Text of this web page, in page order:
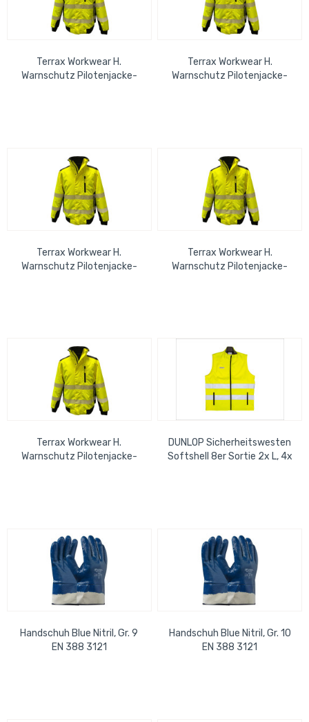
Terrax Workwear H.
Warnschutz Pilotenjacke-
Terrax Workwear H.
Warnschutz Pilotenjacke-
Terrax Workwear H.
Warnschutz Pilotenjacke-
Terrax Workwear H.
Warnschutz Pilotenjacke-
Terrax Workwear H.
Warnschutz Pilotenjacke-
DUNLOP Sicherheitswesten
Softshell 8er Sortie 2x L, 4x
Handschuh Blue Nitril, Gr. 9
EN 388 3121
Handschuh Blue Nitril, Gr. 10
EN 388 3121